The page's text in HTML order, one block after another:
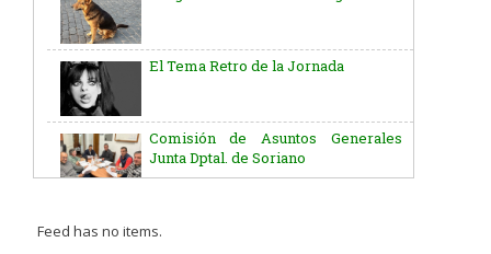
El Tema Retro de la Jornada
Comisión de Asuntos Generales
Junta Dptal. de Soriano
José G. Artigas
Feed has no items.